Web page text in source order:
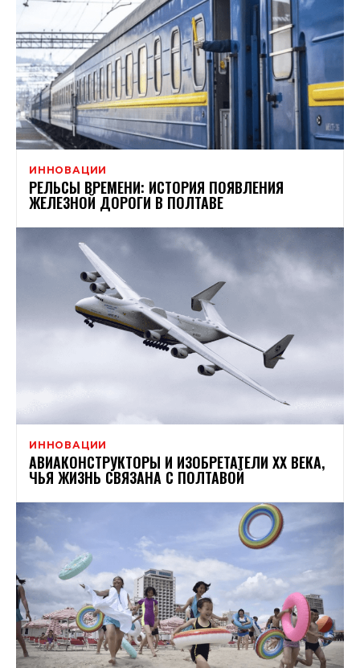
ИННОВАЦИИ
РЕЛЬСЫ ВРЕМЕНИ: ИСТОРИЯ ПОЯВЛЕНИЯ
ЖЕЛЕЗНОЙ ДОРОГИ В ПОЛТАВЕ
ИННОВАЦИИ
АВИАКОНСТРУКТОРЫ И ИЗОБРЕТАТЕЛИ XX ВЕКА,
ЧЬЯ ЖИЗНЬ СВЯЗАНА С ПОЛТАВОЙ